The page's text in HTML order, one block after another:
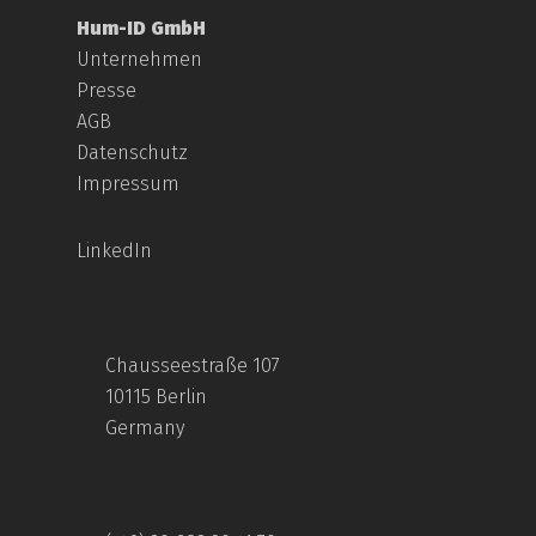
Hum-ID GmbH
Unternehmen
Presse
AGB
Datenschutz
Impressum
LinkedIn
Chausseestraße 107
10115 Berlin
Germany